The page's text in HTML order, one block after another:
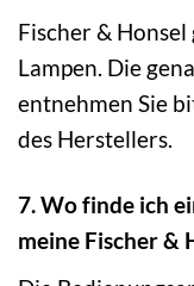
Fischer &
Lampen. Die
entnehmen Sie
des Herstellers.
7. Wo finde ich
meine Fischer &